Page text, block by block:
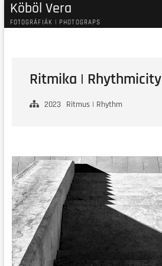
Skip
to
Köböl Vera
FOTOGRÁFIÁK | PHOTOGRAPS
Ritmika | Rhythmicity
2023 Ritmus | Rhythm